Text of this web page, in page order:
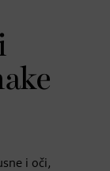
i oči,